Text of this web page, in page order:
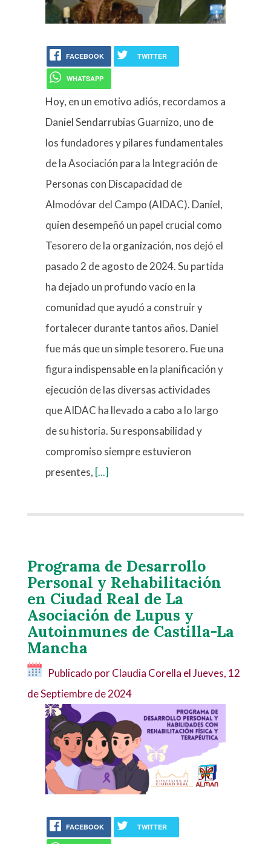
FACEBOOK TWITTER
WHATSAPP
Hoy, en un emotivo adiós, recordamos a
Daniel Sendarrubias Guarnizo, uno de
los fundadores y pilares fundamentales
de la Asociación para la Integración de
Personas con Discapacidad de
Almodóvar del Campo (AIDAC). Daniel,
quien desempeñó un papel crucial como
Tesorero de la organización, nos dejó el
pasado 2 de agosto de 2024. Su partida
ha dejado un profundo vacío en la
comunidad que ayudó a construir y
fortalecer durante tantos años. Daniel
fue más que un simple tesorero. Fue una
figura indispensable en la planificación y
ejecución de las diversas actividades
que AIDAC ha llevado a cabo a lo largo
de su historia. Su responsabilidad y
compromiso siempre estuvieron
presentes, [...]
Programa de Desarrollo
Personal y Rehabilitación
en Ciudad Real de La
Asociación de Lupus y
Autoinmunes de Castilla-La
Mancha
Publicado por Claudia Corella elJueves, 12
de Septiembre de 2024
FACEBOOK TWITTER